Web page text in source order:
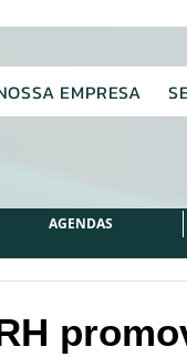
EMPRESA
AGENDAS